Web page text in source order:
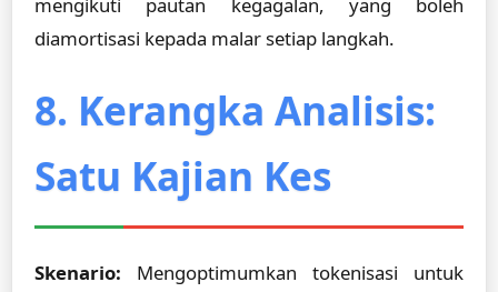
diamortisasi kepada malar setiap langkah.
8. Kerangka Analisis:
Satu Kajian Kes
Skenario: Mengoptimumkan tokenisasi untuk